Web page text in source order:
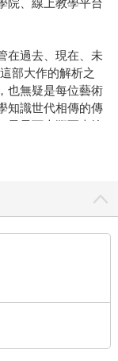
院、線上教學平台
在過去、現在、未
部大作的解析之
也無疑是每位藝術
知識世代相傳的傳
最早可上溯至古埃
直至今日由我們老
新世代藝術家。
樣是劃時代史詩鉅
構想。烏迪斯在科
掘出人類進行非語
們強大的腦力，也
靠許多肌肉來產生
表情有異而關心問
必須成為隱藏情感